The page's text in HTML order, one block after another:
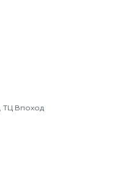
ТЦ Впоход